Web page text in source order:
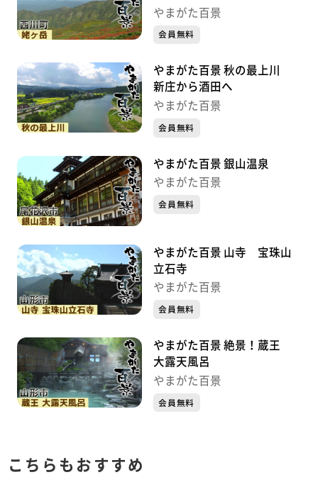
やまがた百景
会員無料
やまがた百景 秋の最上川
新庄から酒田へ
やまがた百景
会員無料
やまがた百景 銀山温泉
やまがた百景
会員無料
やまがた百景 山寺 宝珠山
立石寺
やまがた百景
会員無料
やまがた百景 絶景！蔵王
大露天風呂
やまがた百景
会員無料
こちらもおすすめ